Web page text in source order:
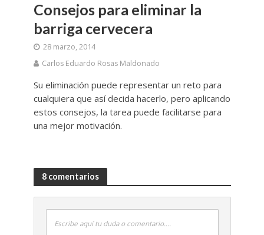
Consejos para eliminar la
barriga cervecera
28 marzo, 2014
Carlos Eduardo Rosas Maldonado
Su eliminación puede representar un reto para
cualquiera que así decida hacerlo, pero aplicando
estos consejos, la tarea puede facilitarse para
una mejor motivación.
8 comentarios
Escribe aquí tu duda o comentario....